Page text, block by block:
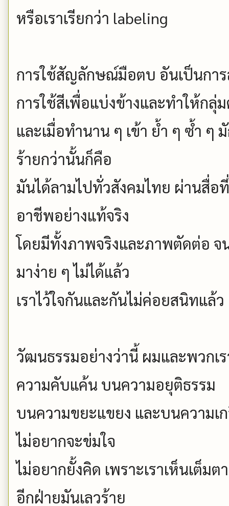
หรือเราเรียกว่า labeling
การใช้สัญลักษณ์มือตบ อันเป็นกา
การใช้สีเพื่อแบ่งข้างและทำให้ก
และเมื่อทำนาน ๆ เข้า ย้ำ ๆ ซ้ำ ๆ
ร้ายกว่านั้นก็คือ
มันได้ลามไปทั่วสังคมไทย ผ่านสื่อ
อาชีพอย่างแท้จริง
โดยมีทั้งภาพจริงและภาพตัดต่อ จ
มาง่าย ๆ ไม่ได้แล้ว
เราไว้ใจกันและกันไม่ค่อยสนิทแล้ว
วัฒนธรรมอย่างว่านี้ ผมและพวกเร
ความคับแค้น บนความอยุติธรรม
บนความขยะแขยง และบนความเ
ไม่อยากจะข่มใจ
ไม่อยากยั้งคิด เพราะเราเห็นเต็ม
อีกฝ่ายมันเลวร้าย